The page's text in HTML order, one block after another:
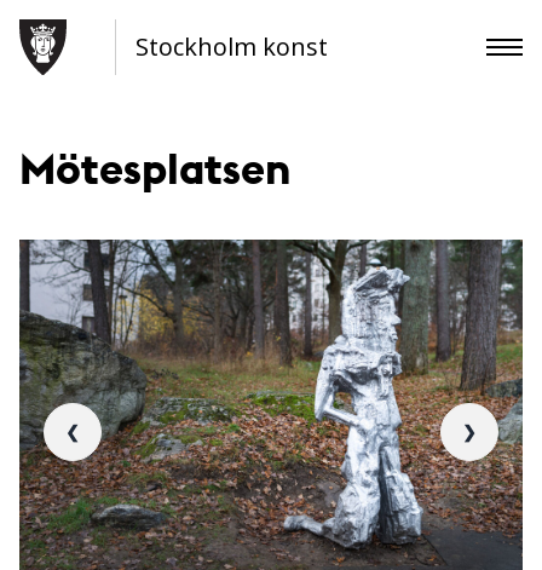
Stockholm konst
Mötesplatsen
❮ ❯